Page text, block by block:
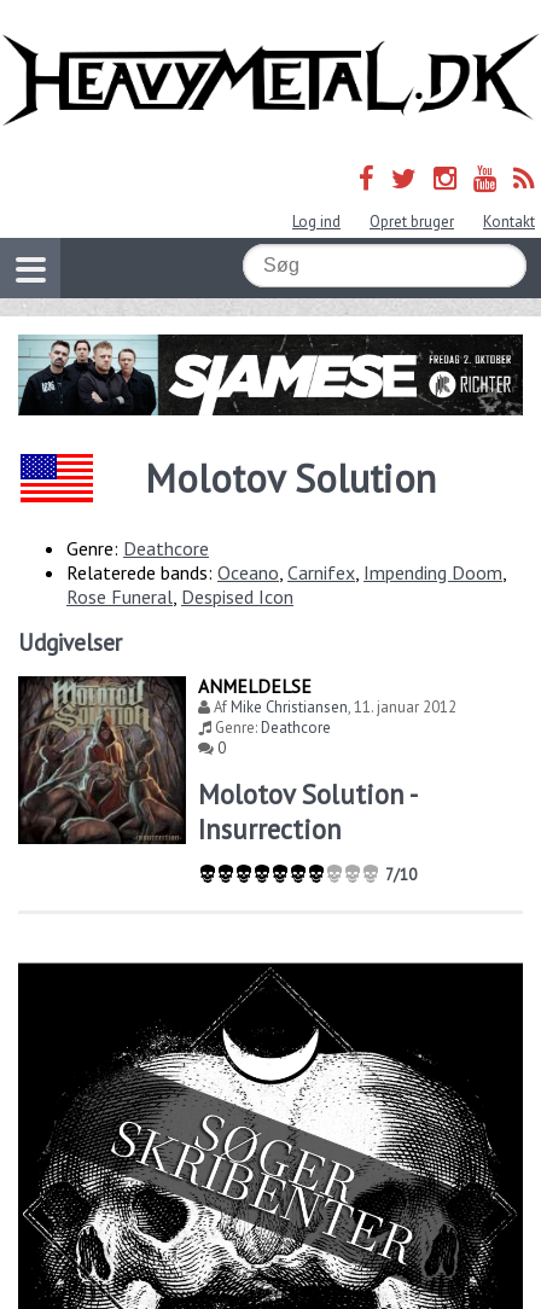
Log ind Opret bruger Kontakt
Molotov Solution
Genre: Deathcore
Relaterede bands: Oceano Carnifex Impending Doom
Rose Funeral Despised Icon
Udgivelser
ANMELDELSE
AfMike Christiansen,11. januar 2012
Genre:Deathcore
0
Molotov Solution -
Insurrection
7/10